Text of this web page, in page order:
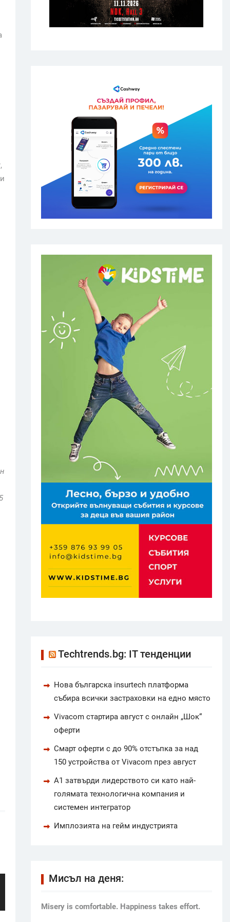
Techtrends.bg: IT тенденции
Нова българска insurtech платформа
събира всички застраховки на едно място
Vivacom стартира август с онлайн „Шок“
оферти
Смарт оферти с до 90% отстъпка за над
150 устройства от Vivacom през август
А1 затвърди лидерството си като най-
голямата технологична компания и
системен интегратор
Имплозията на гейм индустрията
Мисъл на деня:
Мisery is comfortable. Happiness takes effort.